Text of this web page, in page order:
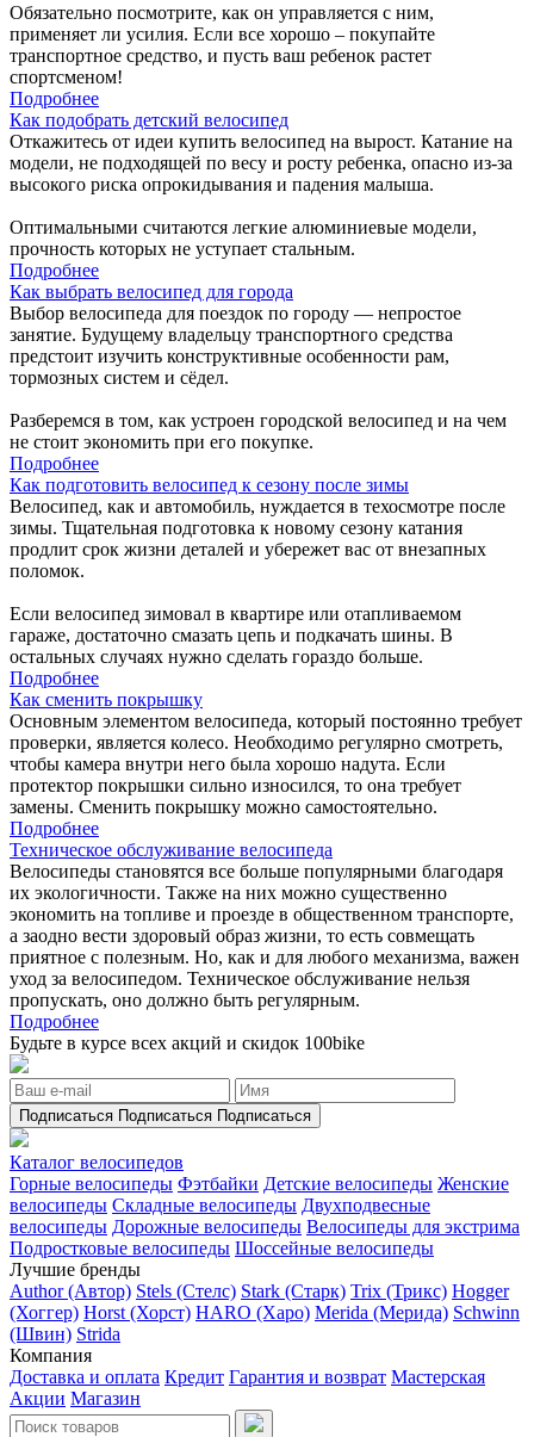
Обязательно посмотрите, как он управляется с ним,
применяет ли усилия. Если все хорошо – покупайте
транспортное средство, и пусть ваш ребенок растет
спортсменом!
Подробнее
Как подобрать детский велосипед
Откажитесь от идеи купить велосипед на вырост. Катание на
модели, не подходящей по весу и росту ребенка, опасно из-за
высокого риска опрокидывания и падения малыша.
Оптимальными считаются легкие алюминиевые модели,
прочность которых не уступает стальным.
Подробнее
Как выбрать велосипед для города
Выбор велосипеда для поездок по городу — непростое
занятие. Будущему владельцу транспортного средства
предстоит изучить конструктивные особенности рам,
тормозных систем и сёдел.
Разберемся в том, как устроен городской велосипед и на чем
не стоит экономить при его покупке.
Подробнее
Как подготовить велосипед к сезону после зимы
Велосипед, как и автомобиль, нуждается в техосмотре после
зимы. Тщательная подготовка к новому сезону катания
продлит срок жизни деталей и убережет вас от внезапных
поломок.
Если велосипед зимовал в квартире или отапливаемом
гараже, достаточно смазать цепь и подкачать шины. В
остальных случаях нужно сделать гораздо больше.
Подробнее
Как сменить покрышку
Основным элементом велосипеда, который постоянно требует
проверки, является колесо. Необходимо регулярно смотреть,
чтобы камера внутри него была хорошо надута. Если
протектор покрышки сильно износился, то она требует
замены. Сменить покрышку можно самостоятельно.
Подробнее
Техническое обслуживание велосипеда
Велосипеды становятся все больше популярными благодаря
их экологичности. Также на них можно существенно
экономить на топливе и проезде в общественном транспорте,
а заодно вести здоровый образ жизни, то есть совмещать
приятное с полезным. Но, как и для любого механизма, важен
уход за велосипедом. Техническое обслуживание нельзя
пропускать, оно должно быть регулярным.
Подробнее
Будьте в курсе всех акций и скидок 100bike
Подписаться Подписаться Подписаться
Каталог велосипедов
Горные велосипеды Фэтбайки Детские велосипеды Женские
велосипеды Складные велосипеды Двухподвесные
велосипеды Дорожные велосипеды Велосипеды для экстрима
Подростковые велосипеды Шоссейные велосипеды
Лучшие бренды
Author (Автор) Stels (Стелс) Stark (Старк) Trix (Трикс) Hogger
(Хоггер) Horst (Хорст) HARO (Харо) Merida (Мерида) Schwinn
(Швин) Strida
Компания
Доставка и оплата Кредит Гарантия и возврат Мастерская
Акции Магазин